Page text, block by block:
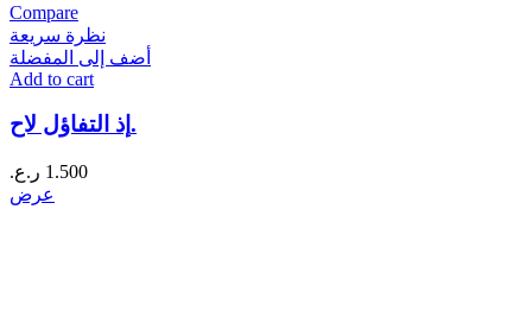
Compare
نظرة سريعة
أضف إلى المفضلة
Add to cart
إذ التفاؤل لاح.
1.500 ر.ع.
عرض